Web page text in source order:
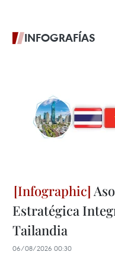
INFOGRAFÍAS
Estratégica
Tailandia
06/08/2026 00:30